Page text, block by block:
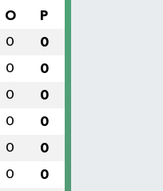
O P
0 0
0 0
0 0
0 0
0 0
0 0